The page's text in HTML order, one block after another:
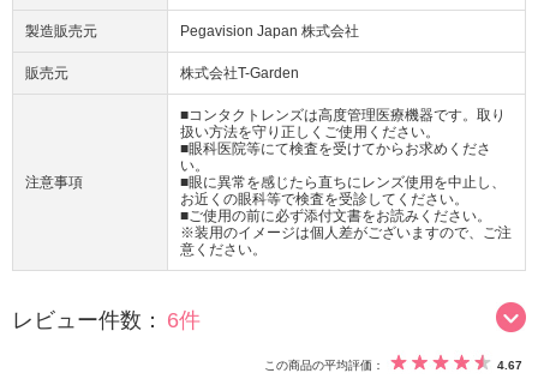
製造販売元 Pegavision Japan 株式会社
販売元 株式会社T-Garden
注意事項
■コンタクトレンズは高度管理医療機器です。取り
扱い方法を守り正しくご使用ください。
■眼科医院等にて検査を受けてからお求めくださ
い。
■眼に異常を感じたら直ちにレンズ使用を中止し、
お近くの眼科等で検査を受診してください。
■ご使用の前に必ず添付文書をお読みください。
※装用のイメージは個人差がございますので、ご注
意ください。
レビュー件数： 6件
この商品の平均評価： 4.67